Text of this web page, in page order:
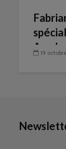
Amylee
19